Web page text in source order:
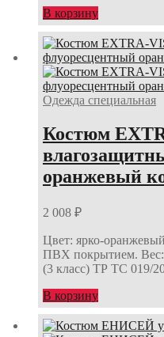
В корзину
Одежда специальная
Костюм
оранжевый
2 008 ₽
Цвет: ярко-
ПВХ покрытием.
(3 класс) ТР ТС 019/
В корзину